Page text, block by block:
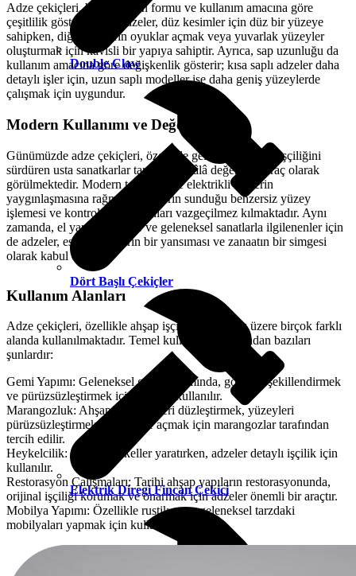
Double Claw
Dört Başlı Çekiçler
Elektrik Diregi Fincan Çekici
Adze çekiçleri, baş kısmının formu ve kullanım amacına göre
çeşitlilik gösterir. Bazı adzeler, düz kesimler için düz bir yüzeye
sahipken, diğerleri derin oyuklar açmak veya yuvarlak yüzeyler
oluşturmak için kavisli bir yapıya sahiptir. Ayrıca, sap uzunluğu da
kullanım amacına göre değişkenlik gösterir; kısa saplı adzeler daha
detaylı işler için, uzun saplı modeller ise daha geniş yüzeylerde
çalışmak için uygundur.
Modern Kullanımı ve Değeri
Günümüzde adze çekiçleri, özellikle geleneksel ahşap işçiliğini
sürdüren usta sanatkarlar tarafından hâlâ değerli bir araç olarak
görülmektedir. Modern teknoloji ve elektrikli aletlerin
yaygınlaşmasına rağmen, adzelerin sunduğu benzersiz yüzey
işlemesi ve kontrol imkanı, onları vazgeçilmez kılmaktadır. Aynı
zamanda, el yapımı ürünler ve geleneksel sanatlarla ilgilenenler için
de adzeler, eski zamanların bir yansıması ve zanaatın bir simgesi
olarak kabul edilir.
Kullanım Alanları
Adze çekiçleri, özellikle ahşap işçiliğinde olmak üzere birçok farklı
alanda kullanılmaktadır. Temel kullanım alanlarından bazıları
şunlardır:
Gemi Yapımı: Geleneksel gemi yapımında, gövdeyi şekillendirmek
ve pürüzsüzleştirmek için adzeler kullanılır.
Marangozluk: Ahşap malzemeleri düzleştirmek, yüzeyleri
pürüzsüzleştirmek ve oyuklar açmak için marangozlar tarafından
tercih edilir.
Heykelcilik: Ahşap heykeller yaratırken, adzeler detaylı işçilik için
kullanılır.
Restorasyon Çalışmaları: Tarihi ahşap yapıların restorasyonunda,
orijinal işçiliği korumak ve onarmak için adzeler önemli bir araçtır.
Mobilya Yapımı: Özellikle rustik veya geleneksel tarzdaki
mobilyaları yapmak için kullanılır.